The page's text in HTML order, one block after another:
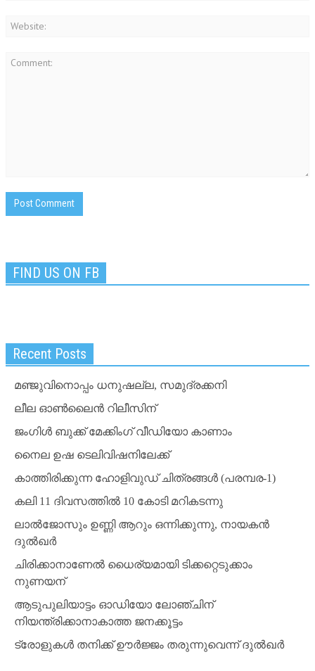
FIND US ON FB
Recent Posts
മഞ്ജുവിനൊപ്പം ധനുഷല്ല, സമുദ്രക്കനി
ലീല ഓണ്‍ലൈന്‍ റിലീസിന്
ജംഗിള്‍ ബുക്ക് മേക്കിംഗ് വീഡിയോ കാണാം
നൈല ഉഷ ടെലിവിഷനിലേക്ക്
കാത്തിരിക്കുന്ന ഹോളിവുഡ് ചിത്രങ്ങള്‍ (പരമ്പര-1)
കലി 11 ദിവസത്തില്‍ 10 കോടി മറികടന്നു
ലാല്‍ജോസും ഉണ്ണി ആറും ഒന്നിക്കുന്നു, നായകന്‍
ദുല്‍ഖര്‍
ചിരിക്കാനാണേല്‍ ധൈര്യമായി ടിക്കറ്റെടുക്കാം
നുണയന്
ആടുപുലിയാട്ടം ഓഡിയോ ലോഞ്ചിന്
നിയന്ത്രിക്കാനാകാത്ത ജനക്കൂട്ടം
ട്രോളുകള്‍ തനിക്ക് ഊര്‍ജ്ജം തരുന്നുവെന്ന് ദുല്‍ഖര്‍